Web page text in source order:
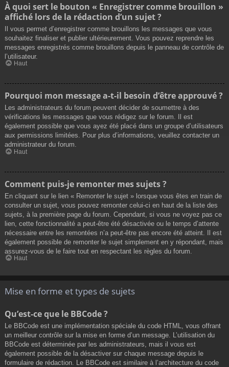
À quoi sert le bouton « Enregistrer comme brouillon »
affiché lors de la rédaction d’un sujet ?
Il vous permet d’enregistrer comme brouillons les messages que vous
souhaitez finaliser et publier ultérieurement. Vous pouvez reprendre les
messages enregistrés comme brouillons depuis le panneau de contrôle de
l’utilisateur.
Haut
Pourquoi mon message a-t-il besoin d’être approuvé ?
Les administrateurs du forum peuvent décider de soumettre à des
vérifications les messages que vous rédigez sur le forum. Il est
également possible que vous ayez été placé dans un groupe d’utilisateurs
aux permissions limitées. Pour plus d’informations, veuillez contacter un
administrateur du forum.
Haut
Comment puis-je remonter mes sujets ?
En cliquant sur le lien « Remonter le sujet » lorsque vous êtes en train de
consulter un sujet, vous pouvez remonter celui-ci en haut de la liste des
sujets, à la première page du forum. Cependant, si vous ne voyez pas ce
lien, cette fonctionnalité a peut-être été désactivée ou le temps d’attente
nécessaire entre les remontées n’a peut-être pas encore été atteint. Il est
également possible de remonter le sujet simplement en y répondant, mais
assurez-vous de le faire tout en respectant les règles du forum.
Haut
Mise en forme et types de sujets
Qu’est-ce que le BBCode ?
Le BBCode est une implémentation spéciale du code HTML, vous offrant
un meilleur contrôle sur la mise en forme d’un message. L’utilisation du
BBCode est déterminée par les administrateurs, mais il vous est
également possible de la désactiver sur chaque message depuis le
formulaire de rédaction. Le BBCode est similaire à l’architecture du code